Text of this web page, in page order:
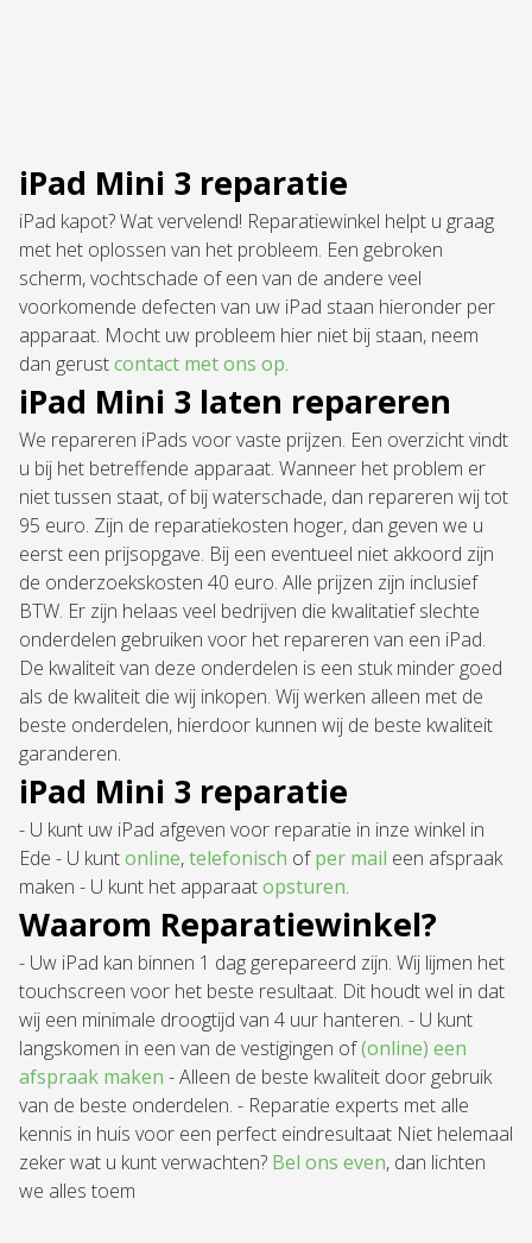
iPad Mini 3 reparatie
iPad kapot? Wat vervelend! Reparatiewinkel helpt u graag
met het oplossen van het probleem. Een gebroken
scherm, vochtschade of een van de andere veel
voorkomende defecten van uw iPad staan hieronder per
apparaat. Mocht uw probleem hier niet bij staan, neem
dan gerustcontact met ons op.
iPad Mini 3 laten repareren
We repareren iPads voor vaste prijzen. Een overzicht vindt
u bij het betreffende apparaat. Wanneer het problem er
niet tussen staat, of bij waterschade, dan repareren wij tot
95 euro. Zijn de reparatiekosten hoger, dan geven we u
eerst een prijsopgave. Bij een eventueel niet akkoord zijn
de onderzoekskosten 40 euro. Alle prijzen zijn inclusief
BTW. Er zijn helaas veel bedrijven die kwalitatief slechte
onderdelen gebruiken voor het repareren van een iPad.
De kwaliteit van deze onderdelen is een stuk minder goed
als de kwaliteit die wij inkopen. Wij werken alleen met de
beste onderdelen, hierdoor kunnen wij de beste kwaliteit
garanderen.
iPad Mini 3 reparatie
- U kunt uw iPad afgeven voor reparatie in inze winkel in
Ede - U kuntonline,telefonisch ofper mail een afspraak
maken - U kunt het apparaatopsturen.
Waarom Reparatiewinkel?
- Uw iPad kan binnen 1 dag gerepareerd zijn. Wij lijmen het
touchscreen voor het beste resultaat. Dit houdt wel in dat
wij een minimale droogtijd van 4 uur hanteren. - U kunt
langskomen in een van de vestigingen of(online) een
afspraak maken - Alleen de beste kwaliteit door gebruik
van de beste onderdelen. - Reparatie experts met alle
kennis in huis voor een perfect eindresultaat Niet helemaal
zeker wat u kunt verwachten? Bel ons even, dan lichten
we alles toem